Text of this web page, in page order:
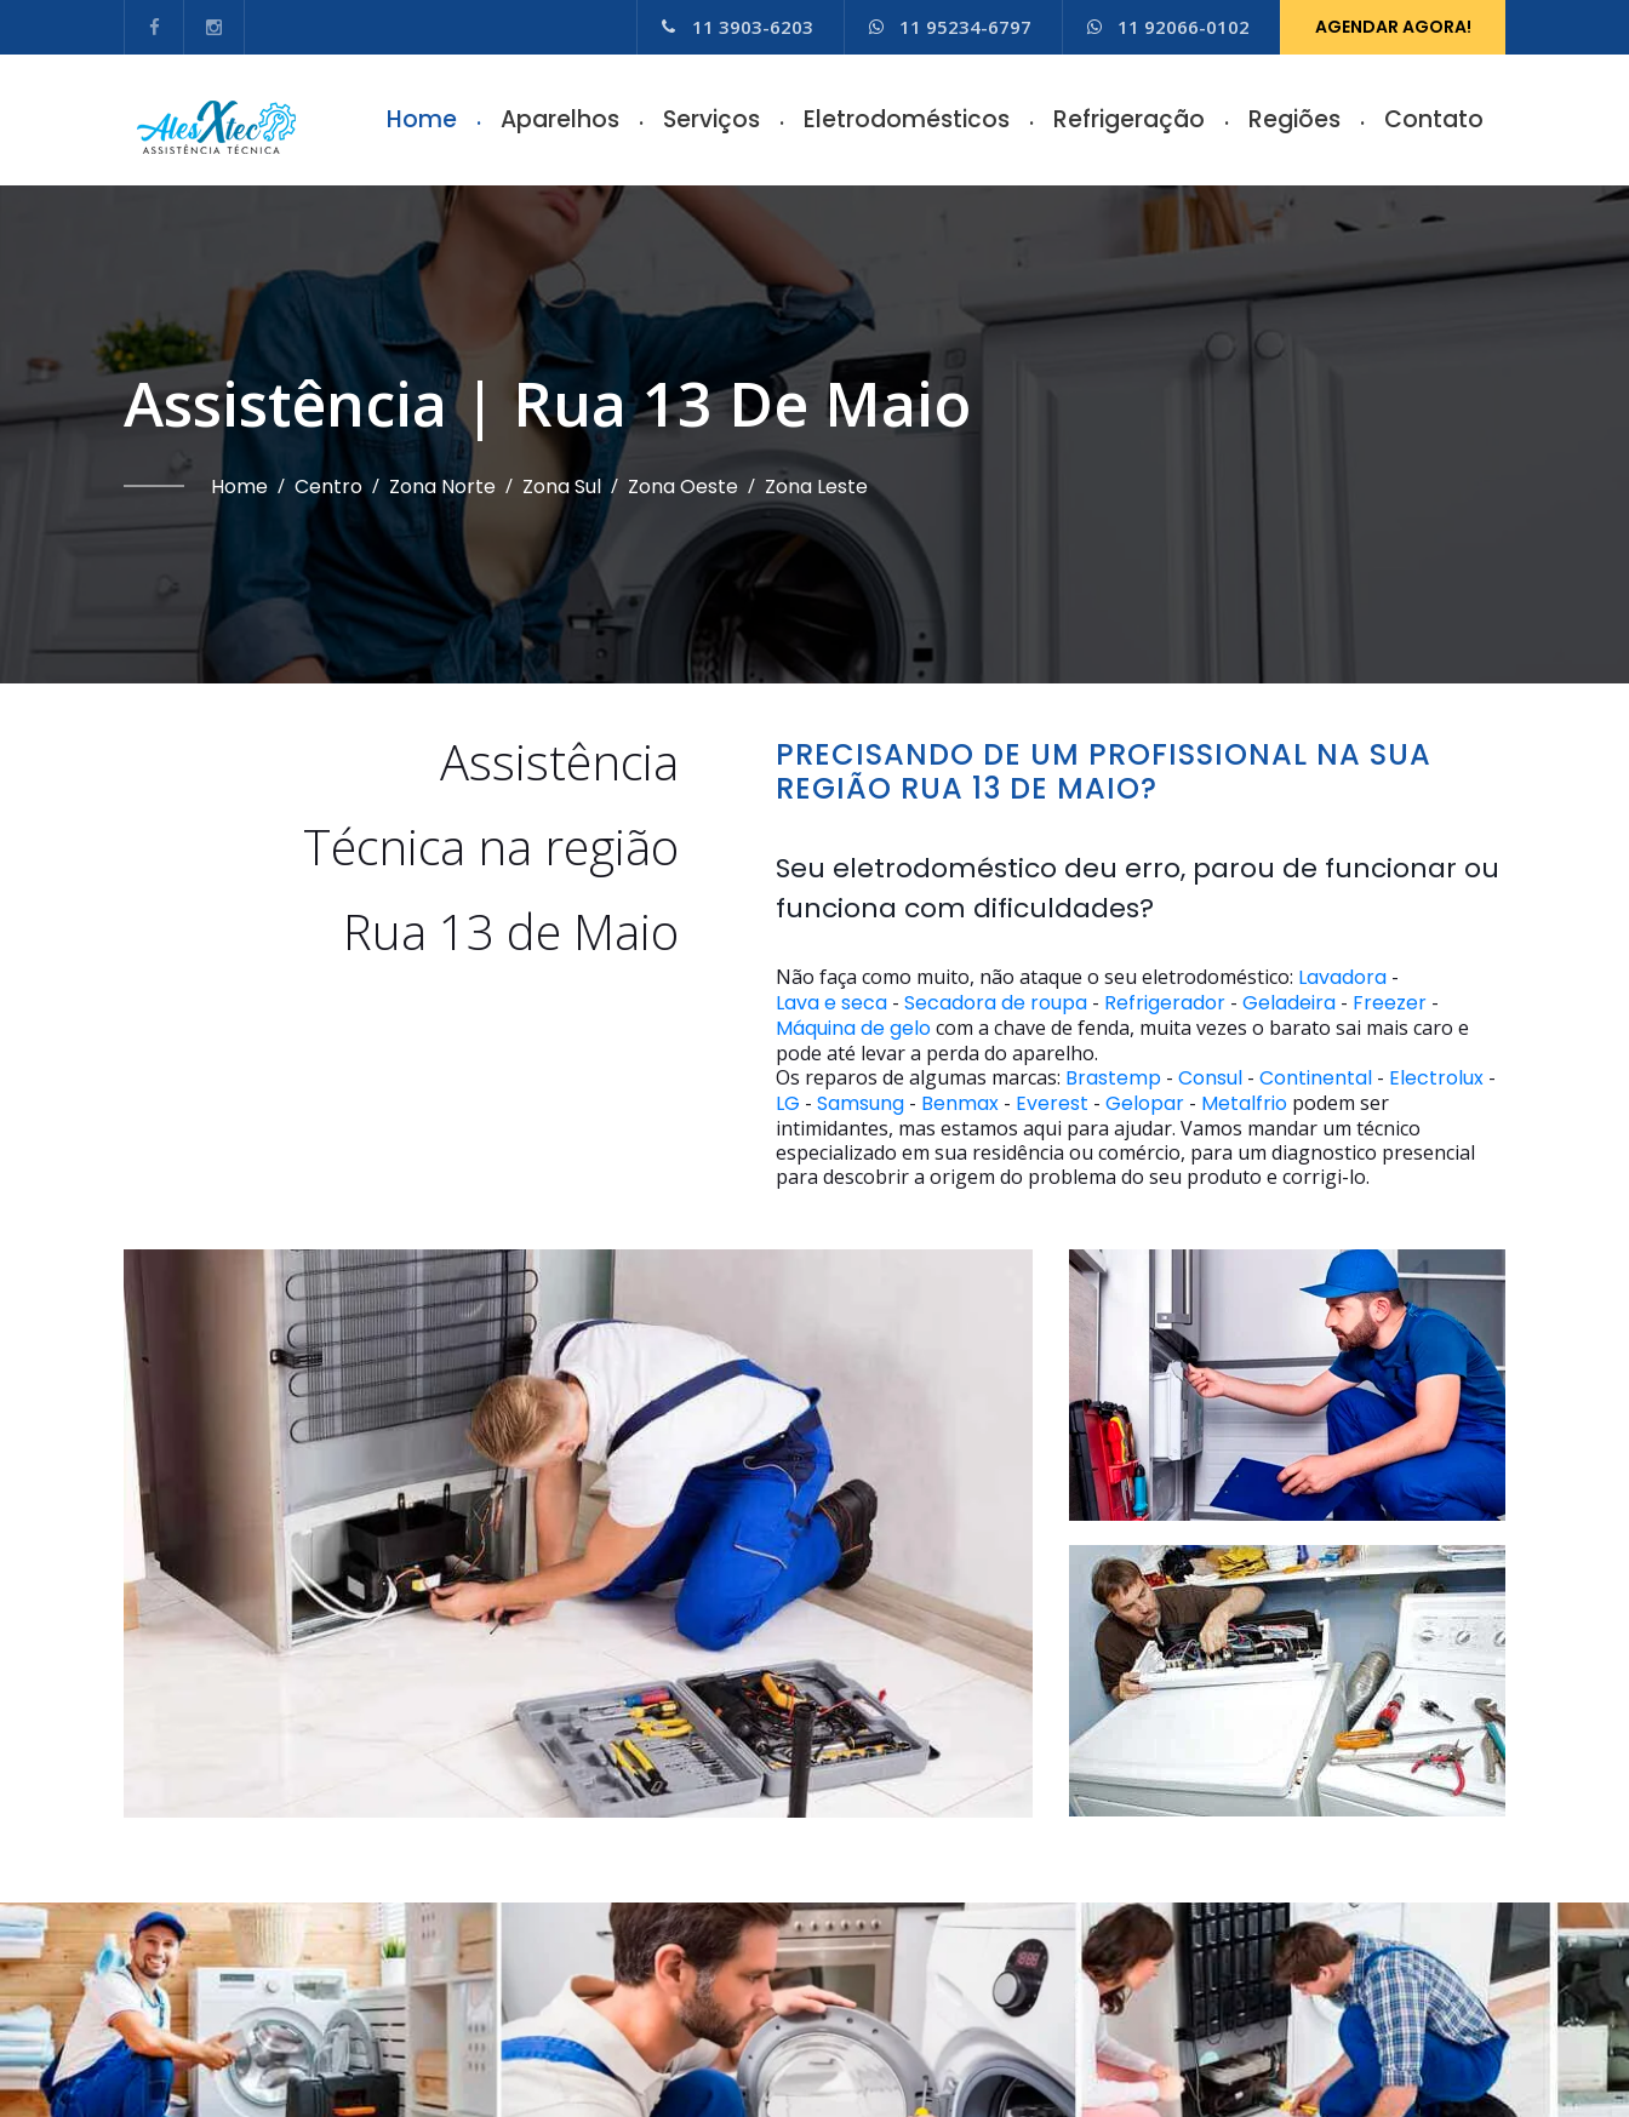
11 3903-6203 11 95234-6797 11 92066-0102 AGENDAR AGORA!
Home Aparelhos Serviços Eletrodomésticos Refrigeração Regiões Contato
Assistência | Rua 13 De Maio
Home / Centro / Zona Norte / Zona Sul / Zona Oeste / Zona Leste
Assistência
Técnica na região
Rua 13 de Maio
PRECISANDO DE UM PROFISSIONAL NA SUA
REGIÃO RUA 13 DE MAIO?
Seu eletrodoméstico deu erro, parou de funcionar ou
funciona com dificuldades?
Não faça como muito, não ataque o seu eletrodoméstico: Lavadora-
Lava e seca- Secadora de roupa- Refrigerador- Geladeira- Freezer-
Máquina de gelocom a chave de fenda, muita vezes o barato sai mais caro e
pode até levar a perda do aparelho.
Os reparos de algumas marcas: Brastemp- Consul- Continental- Electrolux-
LG - Samsung- Benmax- Everest - Gelopar- Metalfriopodem ser
intimidantes, mas estamos aqui para ajudar. Vamos mandar um técnico
especializado em sua residência ou comércio, para um diagnostico presencial
para descobrir a origem do problema do seu produto e corrigi-lo.